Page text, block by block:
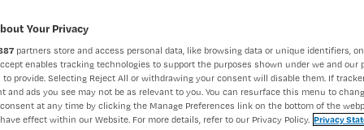
Your Privacy
partners store and access personal data, like browsing data or unique identifiers,
enables tracking technologies to support the purposes shown under we and our
to provide. Selecting Reject All or withdrawing your consent will disable them. If
and ads you see may not be as relevant to you. You can resurface this menu to
at any time by clicking the Manage Preferences link on the bottom of the
effect within our Website. For more details, refer to our Privacy Policy. Privacy